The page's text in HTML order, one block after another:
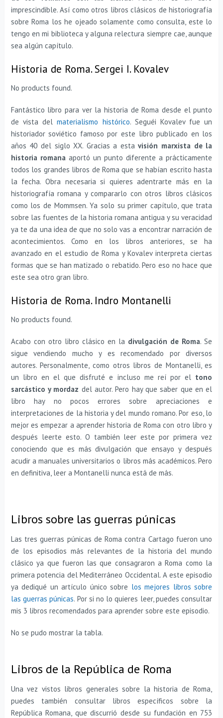
imprescindible. Así como otros libros clásicos de historiografía
sobre Roma los he ojeado solamente como consulta, este lo
tengo en mi biblioteca y alguna relectura siempre cae, aunque
sea algún capítulo.
Historia de Roma. Sergei I. Kovalev
No products found.
Fantástico libro para ver la historia de Roma desde el punto
de vista delmaterialismo histórico. Seguéi Kovalev fue un
historiador soviético famoso por este libro publicado en los
años 40 del siglo XX. Gracias a estavisión marxista de la
historia romanaaportó un punto diferente a prácticamente
todos los grandes libros de Roma que se habían escrito hasta
la fecha. Obra necesaria si quieres adentrarte más en la
historiografía romana y compararlo con otros libros clásicos
como los de Mommsen. Ya solo su primer capítulo, que trata
sobre las fuentes de la historia romana antigua y su veracidad
ya te da una idea de que no solo vas a encontrar narración de
acontecimientos. Como en los libros anteriores, se ha
avanzado en el estudio de Roma y Kovalev interpreta ciertas
formas que se han matizado o rebatido. Pero eso no hace que
este sea otro gran libro.
Historia de Roma. Indro Montanelli
No products found.
Acabo con otro libro clásico en la divulgación de Roma. Se
sigue vendiendo mucho y es recomendado por diversos
autores. Personalmente, como otros libros de Montanelli, es
un libro en el que disfruté e incluso me reí por el tono
sarcástico y mordaz del autor. Pero hay que saber que en el
libro hay no pocos errores sobre apreciaciones e
interpretaciones de la historia y del mundo romano. Por eso, lo
mejor es empezar a aprender historia de Roma con otro libro y
después leerte esto. O también leer este por primera vez
conociendo que es más divulgación que ensayo y después
acudir a manuales universitarios o libros más académicos. Pero
en definitiva, leer a Montanelli nunca está de más.
Libros sobre las guerras púnicas
Las tres guerras púnicas de Roma contra Cartago fueron uno
de los episodios más relevantes de la historia del mundo
clásico ya que fueron las que consagraron a Roma como la
primera potencia del Mediterráneo Occidental. A este episodio
ya dediqué un artículo único sobre los mejores libros sobre
las guerras púnicas. Por si no lo quieres leer, puedes consultar
mis 3 libros recomendados para aprender sobre este episodio.
No se pudo mostrar la tabla.
Libros de la República de Roma
Una vez vistos libros generales sobre la historia de Roma,
puedes también consultar libros específicos sobre la
República Romana, que discurrió desde su fundación en 753